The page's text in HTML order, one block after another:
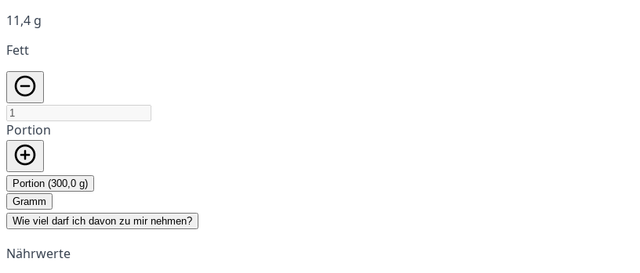
11,4 g
Fett
Portion
Portion (300,0 g)
Gramm
Wie viel darf ich davon zu mir nehmen?
Nährwerte